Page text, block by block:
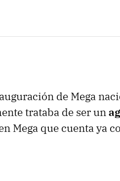
de Mega
trataba de ser un
Mega que cuenta ya